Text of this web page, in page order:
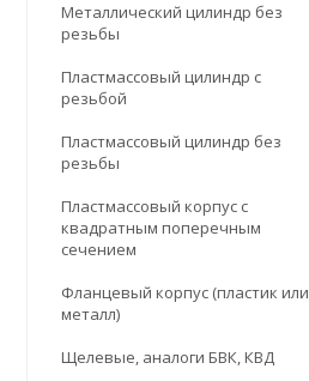
Металлический цилиндр без
резьбы
Пластмассовый цилиндр c
резьбой
Пластмассовый цилиндр без
резьбы
Пластмассовый корпус с
квадратным поперечным
сечением
Фланцевый корпус (пластик или
металл)
Щелевые, аналоги БВК, КВД